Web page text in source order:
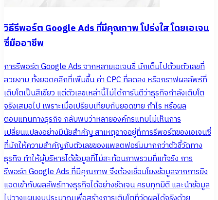
วิธีรีพอร์ต Google Ads ที่มีคุณภาพ โปร่งใส โดยเอเจน
ซี่มืออาชีพ
การรีพอร์ต Google Ads จากหลายเอเจนซี่ มักเต็มไปด้วยตัวเลขที่
สวยงาม ทั้งยอดคลิกที่เพิ่มขึ้น ค่า CPC ที่ลดลง หรือกราฟผลลัพธ์ที่
เติบโตเป็นสีเขียว แต่ตัวเลขเหล่านี้ไม่ได้การันตีว่าธุรกิจกำลังเติบโต
จริงเสมอไป เพราะเมื่อเปรียบเทียบกับยอดขาย กำไร หรือผล
ตอบแทนทางธุรกิจ กลับพบว่าหลายองค์กรแทบไม่เห็นการ
เปลี่ยนแปลงอย่างมีนัยสำคัญ สาเหตุอาจอยู่ที่การรีพอร์ตของเอเจนซี่
ที่มักให้ความสำคัญกับตัวเลขของแพลตฟอร์มมากกว่าตัวชี้วัดทาง
ธุรกิจ ทำให้ผู้บริหารได้ข้อมูลที่ไม่สะท้อนภาพรวมที่แท้จริง การ
รีพอร์ต Google Ads ที่มีคุณภาพ จึงต้องเชื่อมโยงข้อมูลจากการยิง
แอดเข้ากับผลลัพธ์ทางธุรกิจได้อย่างชัดเจน ครบทุกมิติ และนำข้อมูล